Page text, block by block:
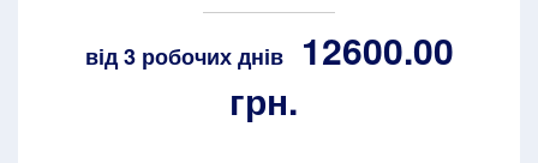
від 3 робочих днів
12600.00
грн.